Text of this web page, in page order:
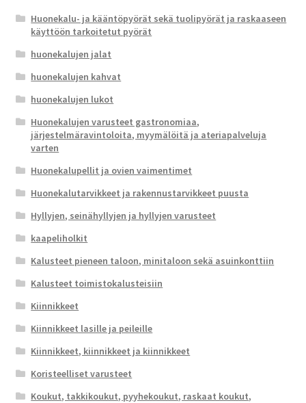
Huonekalu- ja kääntöpyörät sekä tuolipyörät ja raskaaseen
käyttöön tarkoitetut pyörät
huonekalujen jalat
huonekalujen kahvat
huonekalujen lukot
Huonekalujen varusteet gastronomiaa,
järjestelmäravintoloita, myymälöitä ja ateriapalveluja
varten
Huonekalupellit ja ovien vaimentimet
Huonekalutarvikkeet ja rakennustarvikkeet puusta
Hyllyjen, seinähyllyjen ja hyllyjen varusteet
kaapeliholkit
Kalusteet pieneen taloon, minitaloon sekä asuinkonttiin
Kalusteet toimistokalusteisiin
Kiinnikkeet
Kiinnikkeet lasille ja peileille
Kiinnikkeet, kiinnikkeet ja kiinnikkeet
Koristeelliset varusteet
Koukut, takkikoukut, pyyhekoukut, raskaat koukut,